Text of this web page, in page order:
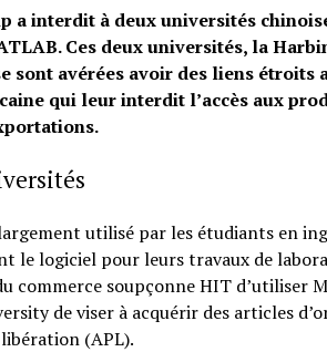
a interdit à deux universités
Ces deux universités, la
sont avérées avoir des liens étroits
qui leur interdit l’accès aux
utilisé par les étudiants en
le logiciel pour leurs travaux de
commerce soupçonne HIT d’utiliser
de viser à acquérir des articles
(APL).